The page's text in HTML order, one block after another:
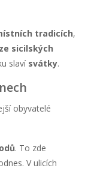
tradicích,
sicilských
slaví svátky.
obyvatelé
. To zde
V ulicích